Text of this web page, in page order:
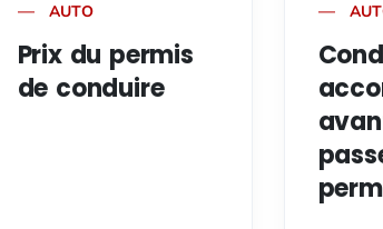
AUTO
Prix du permis
de conduire